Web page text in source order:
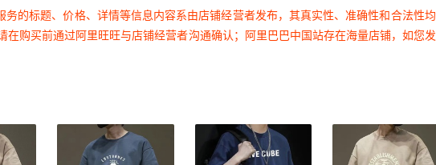
的标题、价格、详情等信息内容系由店铺经营者发布，其真实性、准确性和合法性
购买前通过阿里旺旺与店铺经营者沟通确认；阿里巴巴中国站存在海量店铺，如您